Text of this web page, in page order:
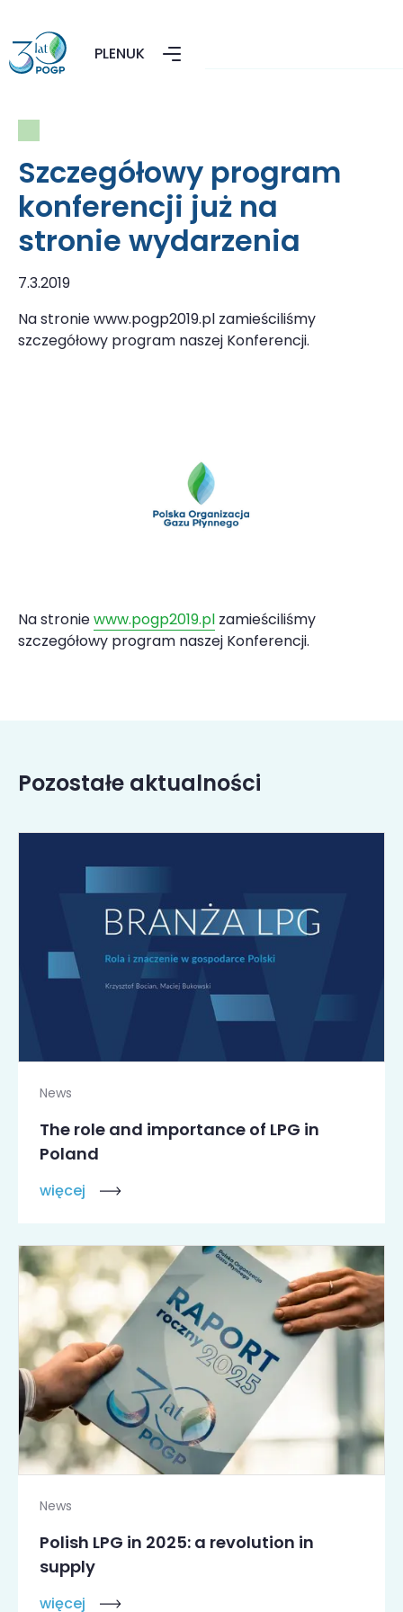
PLENUK
Szczegółowy program
konferencji już na
stronie wydarzenia
7.3.2019
Na stronie www.pogp2019.pl zamieściliśmy
szczegółowy program naszej Konferencji.
Na stroniewww.pogp2019.pl zamieściliśmy
szczegółowy program naszej Konferencji.
Pozostałe aktualności
News
The role and importance of LPG in
Poland
więcej
News
Polish LPG in 2025: a revolution in
supply
więcej